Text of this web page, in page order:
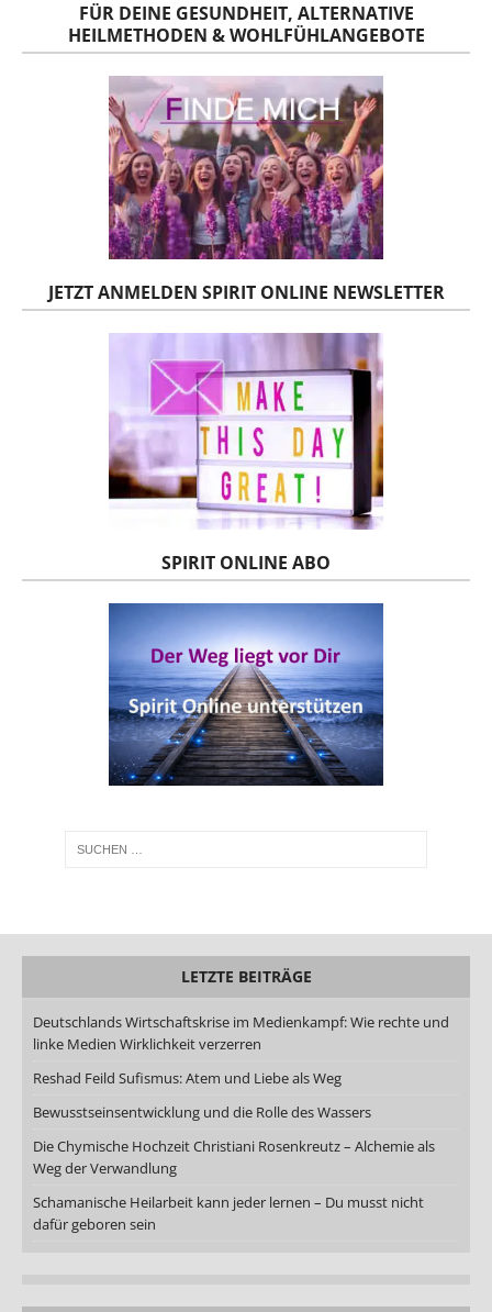
FÜR DEINE GESUNDHEIT, ALTERNATIVE
HEILMETHODEN & WOHLFÜHLANGEBOTE
JETZT ANMELDEN SPIRIT ONLINE NEWSLETTER
SPIRIT ONLINE ABO
LETZTE BEITRÄGE
Deutschlands Wirtschaftskrise im Medienkampf: Wie rechte und
linke Medien Wirklichkeit verzerren
Reshad Feild Sufismus: Atem und Liebe als Weg
Bewusstseinsentwicklung und die Rolle des Wassers
Die Chymische Hochzeit Christiani Rosenkreutz – Alchemie als
Weg der Verwandlung
Schamanische Heilarbeit kann jeder lernen – Du musst nicht
dafür geboren sein